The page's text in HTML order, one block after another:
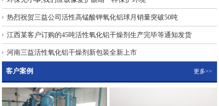
热烈祝贺三益公司活性高锰酸钾氧化铝球月销量突破50吨
江西某客户订购的45吨活性氧化铝干燥剂生产完毕等通知发货
河南三益活性氧化铝干燥剂新包装全新上市
客户案例 更多>>